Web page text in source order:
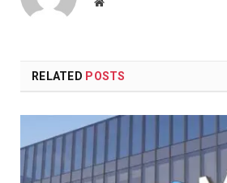
RELATED POSTS